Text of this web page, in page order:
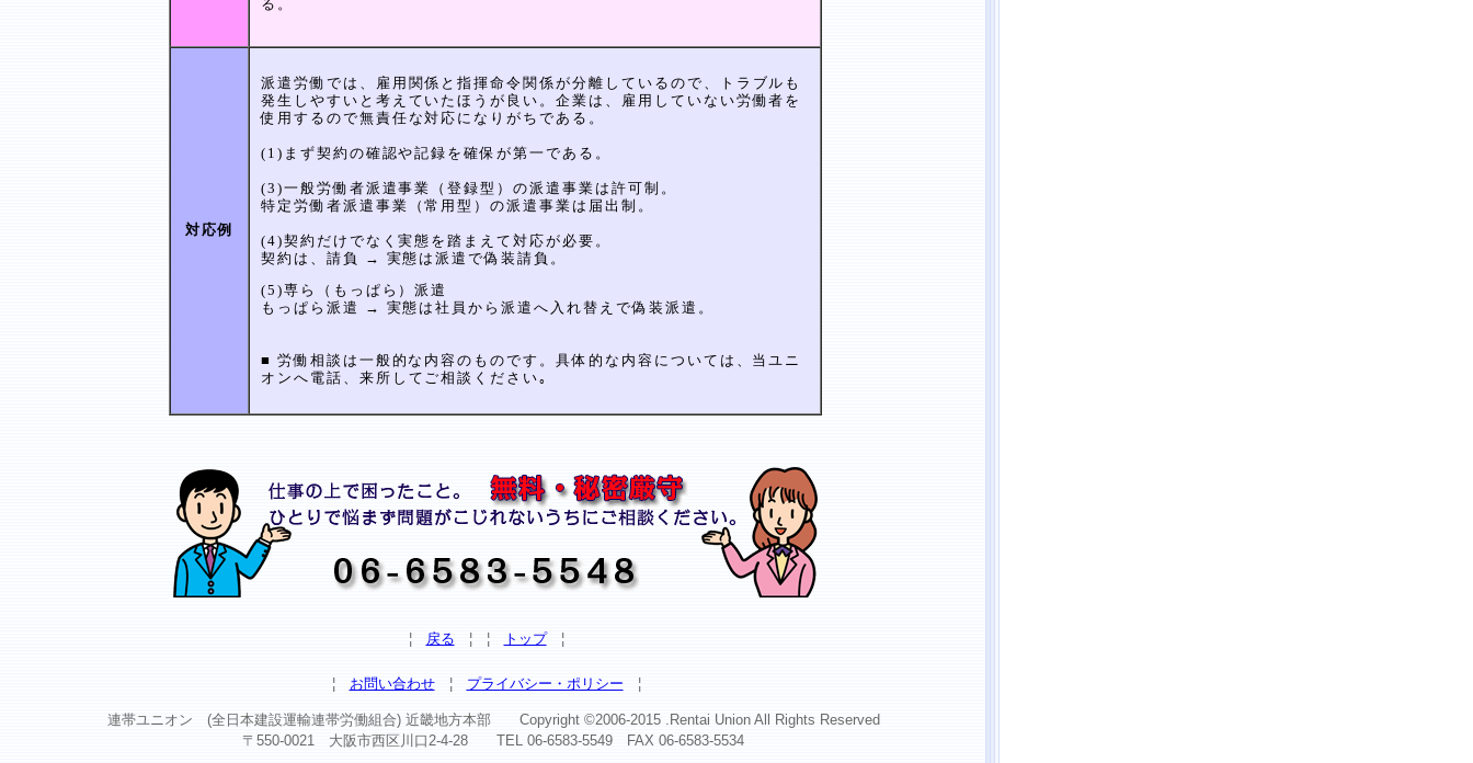
る。
対応例
派遣労働では、雇用関係と指揮命令関係が分離しているので、トラブルも
発生しやすいと考えていたほうが良い。企業は、雇用していない労働者を
使用するので無責任な対応になりがちである。
(1)まず契約の確認や記録を確保が第一である。
(3)一般労働者派遣事業（登録型）の派遣事業は許可制。
特定労働者派遣事業（常用型）の派遣事業は届出制。
(4)契約だけでなく実態を踏まえて対応が必要。
契約は、請負 → 実態は派遣で偽装請負。
(5)専ら（もっぱら）派遣
もっぱら派遣 → 実態は社員から派遣へ入れ替えで偽装派遣。
■ 労働相談は一般的な内容のものです。具体的な内容については、当ユニ
オンへ電話、来所してご相談ください｡
¦ 戻る ¦ ¦ トップ¦
¦ お問い合わせ¦ プライバシー・ポリシー ¦
連帯ユニオン (全日本建設運輸連帯労働組合) 近畿地方本部 Copyright ©2006-2015 .Rentai Union All Rights Reserved
〒550-0021 大阪市西区川口2-4-28 TEL 06-6583-5549 FAX 06-6583-5534